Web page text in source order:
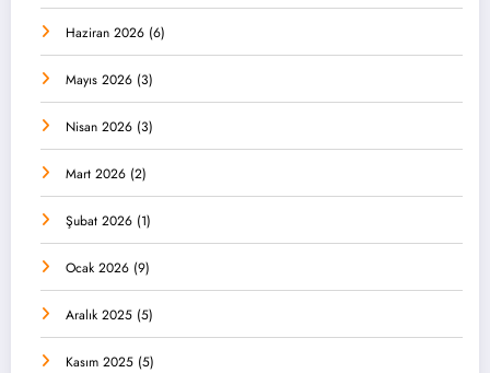
Haziran 2026 (6)
Mayıs 2026 (3)
Nisan 2026 (3)
Mart 2026 (2)
Şubat 2026 (1)
Ocak 2026 (9)
Aralık 2025 (5)
Kasım 2025 (5)